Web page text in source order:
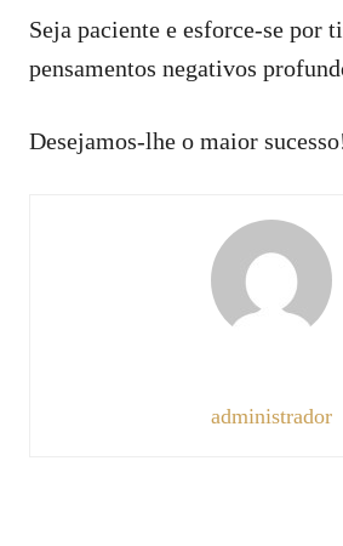
Seja paciente e esforce-se por
pensamentos negativos
Desejamos-lhe o maior
administrador